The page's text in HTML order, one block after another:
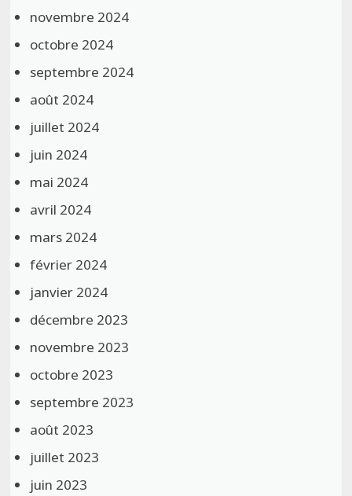
novembre 2024
octobre 2024
septembre 2024
août 2024
juillet 2024
juin 2024
mai 2024
avril 2024
mars 2024
février 2024
janvier 2024
décembre 2023
novembre 2023
octobre 2023
septembre 2023
août 2023
juillet 2023
juin 2023